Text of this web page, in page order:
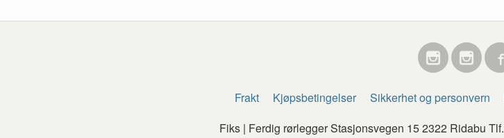
Frakt Kjøpsbetingelser Sikkerhet og personvern
Fiks | Ferdig rørlegger Stasjonsvegen 15 2322 Ridabu Tlf.